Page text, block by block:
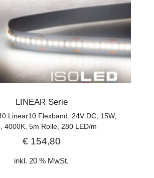
LINEAR Serie
Linear10 Flexband, 24V DC, 15W,
4000K, 5m Rolle, 280 LED/m
€154,80
inkl. 20 % MwSt.